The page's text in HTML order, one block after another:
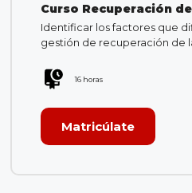
Curso Recuperación
Identificar los factores que
gestión de recuperación de
16 horas
Matricúlate